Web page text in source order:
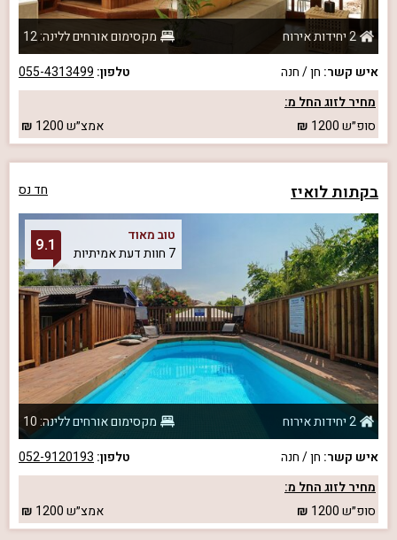
2 יחידות אירוח
מקסימום אורחים ללינה: 12
איש קשר: חן / חנה טלפון: 055-4313499
מחיר לזוג החל מ:
סופ״ש1200 אמצ״ש1200
בקתות לואיז חד נס
טוב מאוד
7 חוות דעת אמיתיות
9.1
2 יחידות אירוח
מקסימום אורחים ללינה: 10
איש קשר: חן / חנה טלפון: 052-9120193
מחיר לזוג החל מ:
סופ״ש1200 אמצ״ש1200